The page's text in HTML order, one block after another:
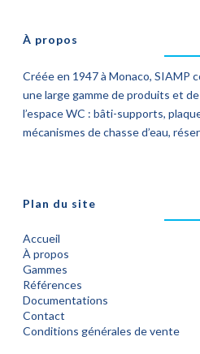
À propos
Créée en 1947 à Monaco, SIAMP
une large gamme de produits et
l’espace WC : bâti-supports,
mécanismes de chasse d’eau,
Plan du site
Accueil
À propos
Gammes
Références
Documentations
Contact
Conditions générales de vente